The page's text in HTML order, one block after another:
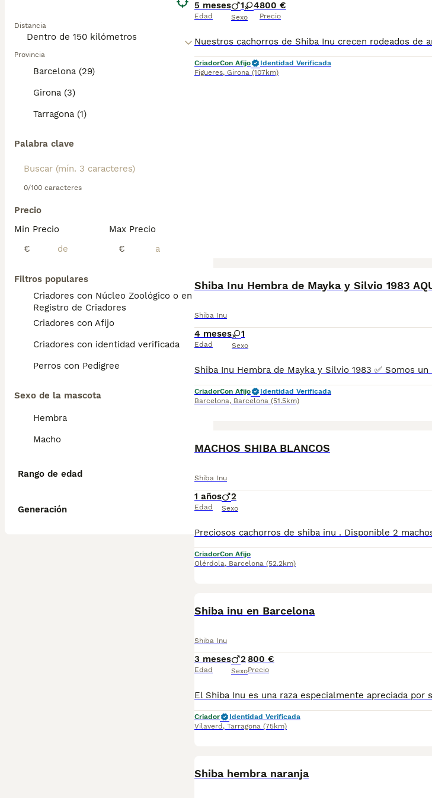
Distancia
Provincia
Barcelona (29)
Girona (3)
Tarragona (1)
Palabra clave
0/100 caracteres
Precio
Min Precio
€
Max Precio
€
Filtros populares
Criadores con Núcleo Zoológico o en el
Registro de Criadores
Criadores con Afijo
Criadores con identidad verificada
Perros con Pedigree
Sexo de la mascota
Hembra
Macho
Rango de edad
Generación
5 meses
Edad
1 4
Sexo
800 €
Precio
CriadorCon Afijo
Identidad Verificada
Figueres, Girona (107km)
Shiba Inu
4 meses
Edad
1
Sexo
CriadorCon Afijo
Identidad Verificada
Barcelona, Barcelona (51.5km)
MACHOS SHIBA BLANCOS
Shiba Inu
1 años
Edad
2
Sexo
CriadorCon Afijo
Olérdola, Barcelona (52.2km)
Shiba inu en Barcelona
Shiba Inu
3 meses
Edad
2
Sexo
800 €
Precio
Criador
Identidad Verificada
Vilaverd , Tarragona (75km)
Shiba hembra naranja